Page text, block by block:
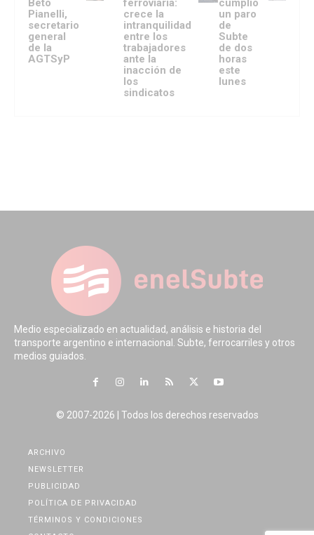
Beto
Pianelli,
secretario
general
de la
AGTSyP
ferroviaria:
crece la
intranquilidad
entre los
trabajadores
ante la
inacción de
los
sindicatos
cumplió
un paro
de
Subte
de dos
horas
este
lunes
Medio especializado en actualidad, análisis e historia del
transporte argentino e internacional. Subte, ferrocarriles y otros
medios guiados.
© 2007-2026 | Todos los derechos reservados
ARCHIVO
NEWSLETTER
PUBLICIDAD
POLÍTICA DE PRIVACIDAD
TÉRMINOS Y CONDICIONES